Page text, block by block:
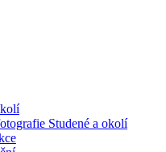
Studené a okolí